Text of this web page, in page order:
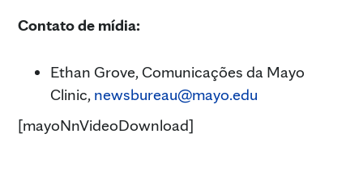
Contato de mídia:
Ethan Grove, Comunicações da Mayo
Clinic, newsbureau@mayo.edu
[mayoNnVideoDownload]